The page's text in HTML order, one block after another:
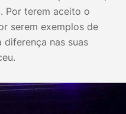
Por terem aceito o
serem exemplos de
diferença nas suas